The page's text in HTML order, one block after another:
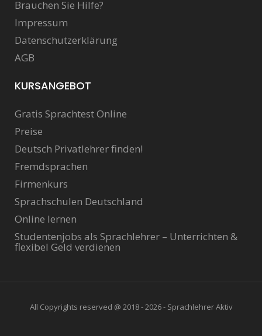
Brauchen Sie Hilfe?
Impressum
Datenschutzerklärung
AGB
KURSANGEBOT
Gratis Sprachtest Online
Preise
Deutsch Privatlehrer finden!
Fremdsprachen
Firmenkurs
Sprachschulen Deutschland
Online lernen
Studentenjobs als Sprachlehrer – Unterrichten &
flexibel Geld verdienen
All Copyrights reserved @ 2018 - 2026 - Sprachlehrer Aktiv